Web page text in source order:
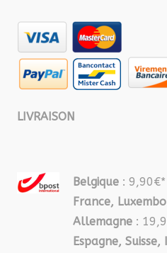
LIVRAISON
Belgique : 9,90€*
France,
Allemagne :
Espagne,